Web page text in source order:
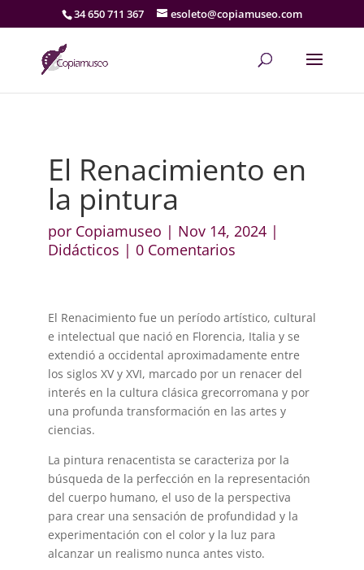
34 650 711 367 esoleto@copiamuseo.com
El Renacimiento en
la pintura
por Copiamuseo | Nov 14, 2024|
Didácticos | 0 Comentarios
El Renacimiento fue un período artístico, cultural
e intelectual que nació en Florencia, Italia y se
extendió a occidental aproximadamente entre
los siglos XV y XVI, marcado por un renacer del
interés en la cultura clásica grecorromana y por
una profunda transformación en las artes y
ciencias.
La pintura renacentista se caracteriza por la
búsqueda de la perfección en la representación
del cuerpo humano, el uso de la perspectiva
para crear una sensación de profundidad y la
experimentación con el color y la luz para
alcanzar un realismo nunca antes visto.